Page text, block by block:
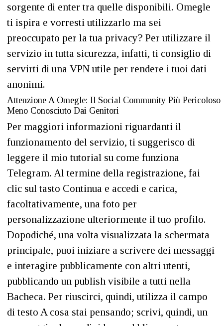
sorgente di enter tra quelle disponibili. Omegle
ti ispira e vorresti utilizzarlo ma sei
preoccupato per la tua privacy? Per utilizzare il
servizio in tutta sicurezza, infatti, ti consiglio di
servirti di una VPN utile per rendere i tuoi dati
anonimi.
Attenzione A Omegle: Il Social Community Più Pericoloso
Meno Conosciuto Dai Genitori
Per maggiori informazioni riguardanti il
funzionamento del servizio, ti suggerisco di
leggere il mio tutorial su come funziona
Telegram. Al termine della registrazione, fai
clic sul tasto Continua e accedi e carica,
facoltativamente, una foto per
personalizzazione ulteriormente il tuo profilo.
Dopodiché, una volta visualizzata la schermata
principale, puoi iniziare a scrivere dei messaggi
e interagire pubblicamente con altri utenti,
pubblicando un publish visibile a tutti nella
Bacheca. Per riuscirci, quindi, utilizza il campo
di testo A cosa stai pensando; scrivi, quindi, un